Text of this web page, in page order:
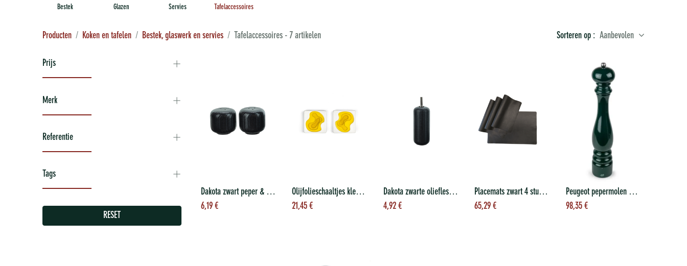
Bestek Glazen Servies Tafelaccessoires
Producten Koken en tafelen Bestek, glaswerk en servies Tafelaccessoires- 7 artikelen Sorteren op : Aanbevolen
Prijs
Merk
Referentie
Tags
RESET
Toevoegen aan
Dakota zwart peper & zoutset
6,19€
Toevoegen aan
winkelwagen
Olijfolieschaaltjes klein 2st 20 ml
21,45 €
Dakota zwarte oliefles 30 cm h19
4,92€
winkelwagen
Placemats zwart 4 stuks/set
65,29 €
Toevoegen aan
winkelwagen
Peugeot pepermolen 40 cm groot lim ed
98,35€